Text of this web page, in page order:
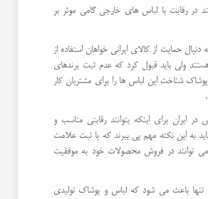
در رقابت با لباس های خارجی گامی موثر بر
دنبال حمایت از کالای ایرانی خواهان استفاده از
ولی باید قبول کرد که عدم ثبت برندهای
شناخت این لباس ها را برای مشتریان کار
در ایران برای اینکه بتوانند رقابتی مناسب و
به این نکته مهم پی ببرند که با ثبت علامت
توانند در فروش محصولات خود به موفقیت
تنها باعث می شود که لباس و پوشاک تولیدی